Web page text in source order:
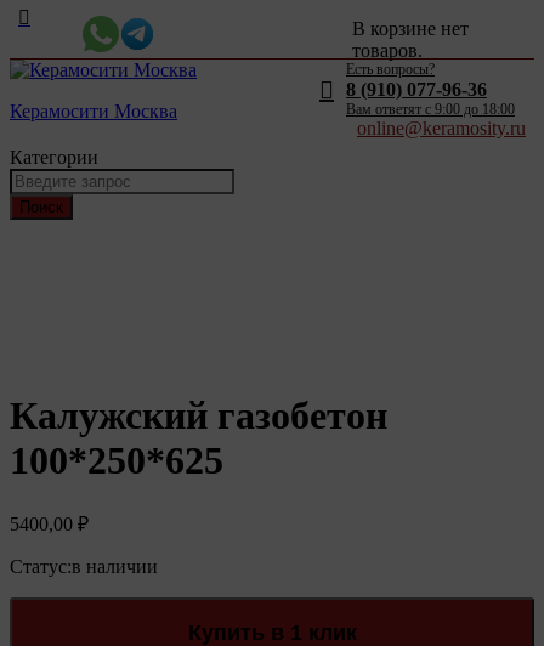
Керамосити Москва
В корзине нет
товаров.
Категории
Поиск
Есть вопросы?
8 (910) 077-96-36
Вам ответят c 9:00 до 18:00
online@keramosity.ru
Калужский газобетон
100*250*625
5400,00 ₽
Статус:в наличии
Купить в 1 клик